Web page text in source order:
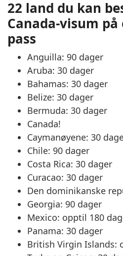
22 land du kan
Canada-visum
pass
Anguilla: 90 dager
Aruba: 30 dager
Bahamas: 30 dager
Belize: 30 dager
Bermuda: 30 dager
Canada!
Caymanøyene: 30
Chile: 90 dager
Costa Rica: 30 dager
Curacao: 30 dager
Den dominikanske
Georgia: 90 dager
Mexico: opptil 180
Panama: 30 dager
British Virgin Islands: